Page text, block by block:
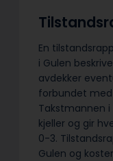
En
i Gulen
avdekker
forbundet
Takstmannen
kjeller og gir
0-3.
Gulen og